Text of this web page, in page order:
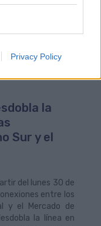
Privacy Policy
y sábado a
del Teatro
Palmas de Gran
LEER MÁS
la
Sur y el
del lunes 30 de
entre los
y el Mercado de
la línea en